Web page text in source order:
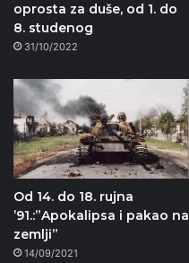
oprosta za duše, od 1. do
8. studenog
31/10/2022
Od 14. do 18. rujna
’91.:”Apokalipsa i pakao na
zemlji”
14/09/2021